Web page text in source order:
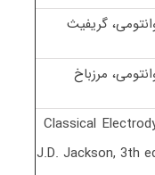
گریفیث
مرزباخ
Classical
J.D. Jackson, 3th